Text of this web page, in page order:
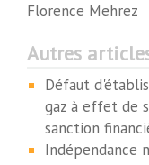
Florence Mehrez
Autres
Défaut
gaz à effet de
sanction
Indépendance